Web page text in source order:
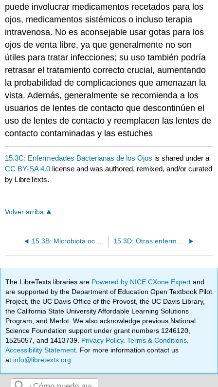
puede involucrar medicamentos recetados para los
ojos, medicamentos sistémicos o incluso terapia
intravenosa. No es aconsejable usar gotas para los
ojos de venta libre, ya que generalmente no son
útiles para tratar infecciones; su uso también podría
retrasar el tratamiento correcto crucial, aumentando
la probabilidad de complicaciones que amenazan la
vista. Además, generalmente se recomienda a los
usuarios de lentes de contacto que descontinúen el
uso de lentes de contacto y reemplacen las lentes de
contacto contaminadas y las estuches
15.3C: Enfermedades Bacterianas de los Ojos is shared under a
CC BY-SA 4.0 license and was authored, remixed, and/or curated
by LibreTexts.
Volver arriba
15.3B: Microbiota ocular normal
The LibreTexts libraries are Powered by NICE CXone Expertand
are supported by the Department of Education Open Textbook Pilot
Project, the UC Davis Office of the Provost, the UC Davis Library,
the California State University Affordable Learning Solutions
Program, and Merlot. We also acknowledge previous National
Science Foundation support under grant numbers 1246120,
1525057, and 1413739. Privacy Policy.Terms & Conditions
Accessibility Statement . For more information contact us
at info@libretexts.org